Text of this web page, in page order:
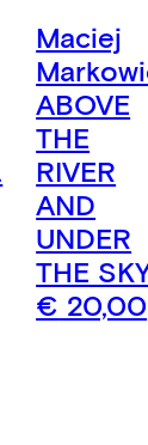
Maciej
ABOVE
THE
RIVER
AND
UNDER
THE
€ 20,00